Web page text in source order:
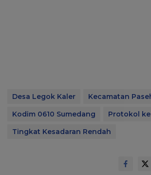
Desa Legok Kaler
Kecamatan
Kodim 0610 Sumedang
Protokol
Tingkat Kesadaran Rendah